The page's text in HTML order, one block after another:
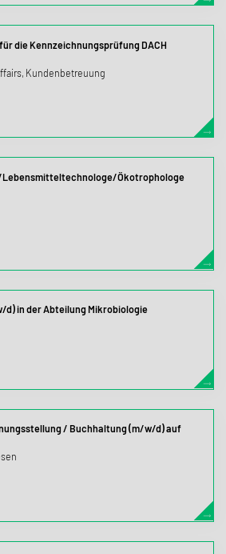
die Kennzeichnungsprüfung DACH
Kundenbetreuung
Ökotrophologe
in der Abteilung Mikrobiologie
/ Buchhaltung (m/w/d) auf